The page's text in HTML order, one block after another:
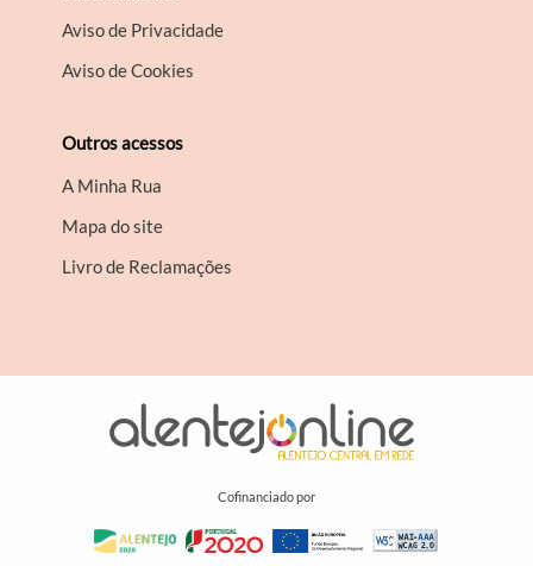
Aviso de Privacidade
Aviso de Cookies
Outros acessos
A Minha Rua
Mapa do site
Livro de Reclamações
Cofinanciado por